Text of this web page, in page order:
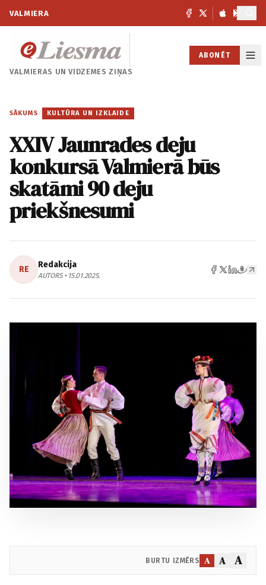
VALMIERA
VALMIERAS UNVIDZEMES ZIŅAS
ABONĒT
SĀKUMS / KULTŪRA UN IZKLAIDE
XXIV Jaunrades deju
konkursā Valmierā būs
skatāmi 90 deju
priekšnesumi
RE Redakcija
AUTORS • 15.01.2025.
BURTU IZMĒRS A A A